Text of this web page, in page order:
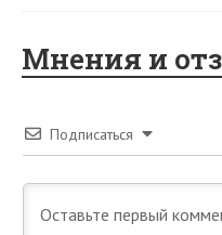
Мнения и
Подписаться